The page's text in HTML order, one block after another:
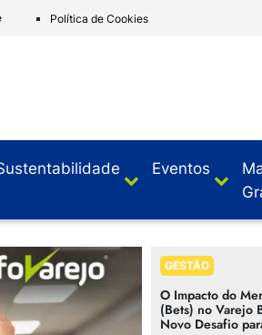
Política de Cookies
Eventos
GESTÃO
O Impacto do
(Bets) no Varejo
Novo Desafio